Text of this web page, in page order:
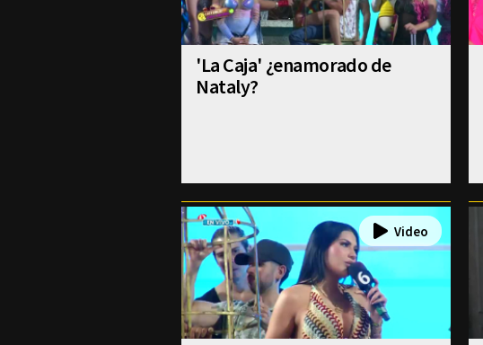
'La Caja' ¿enamorado de
Nataly?